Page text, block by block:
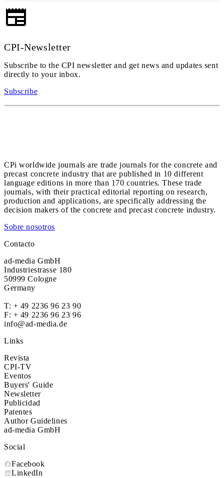
CPI-Newsletter
Subscribe to the CPI newsletter and get news and updates sent
directly to your inbox.
Subscribe
CPi worldwide journals are trade journals for the concrete and
precast concrete industry that are published in 10 different
language editions in more than 170 countries. These trade
journals, with their practical editorial reporting on research,
production and applications, are specifically addressing the
decision makers of the concrete and precast concrete industry.
Sobre nosotros
Contacto
ad-media GmbH
Industriestrasse 180
50999 Cologne
Germany
T: + 49 2236 96 23 90
F: + 49 2236 96 23 96
info@ad-media.de
Links
Revista
CPI-TV
Eventos
Buyers' Guide
Newsletter
Publicidad
Patentes
Author Guidelines
ad-media GmbH
Social
Facebook
LinkedIn